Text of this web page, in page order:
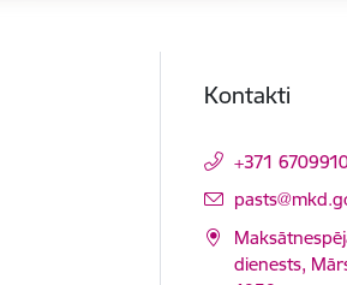
Kontakti
+371
E-pasts:
dienests,